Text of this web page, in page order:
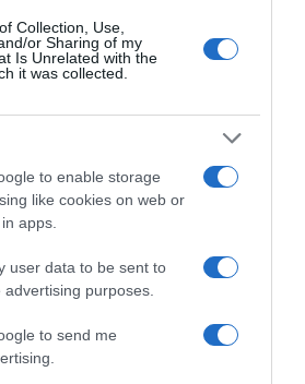
Collection, Use,
or Sharing of my
Is Unrelated with the
it was collected.
to enable storage
like cookies on web or
apps.
user data to be sent to
purposes.
to send me
elemre van szükség